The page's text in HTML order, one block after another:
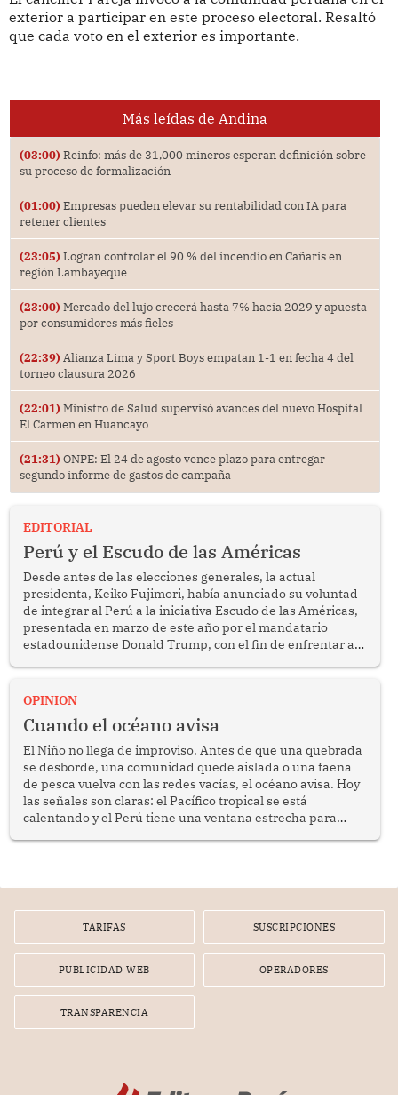
exterior a participar en este proceso electoral. Resaltó
que cada voto en el exterior es importante.
Más leídas de Andina
(03:00) Reinfo: más de 31,000 mineros esperan definición sobre
su proceso de formalización
(01:00) Empresas pueden elevar su rentabilidad con IA para
retener clientes
(23:05) Logran controlar el 90 % del incendio en Cañaris en
región Lambayeque
(23:00) Mercado del lujo crecerá hasta 7% hacia 2029 y apuesta
por consumidores más fieles
(22:39) Alianza Lima y Sport Boys empatan 1-1 en fecha 4 del
torneo clausura 2026
(22:01) Ministro de Salud supervisó avances del nuevo Hospital
El Carmen en Huancayo
(21:31) ONPE: El 24 de agosto vence plazo para entregar
segundo informe de gastos de campaña
EDITORIAL
Perú y el Escudo de las Américas
Desde antes de las elecciones generales, la actual
presidenta, Keiko Fujimori, había anunciado su voluntad
de integrar al Perú a la iniciativa Escudo de las Américas,
presentada en marzo de este año por el mandatario
estadounidense Donald Trump, con el fin de enfrentar al
OPINION
Cuando el océano avisa
El Niño no llega de improviso. Antes de que una quebrada
se desborde, una comunidad quede aislada o una faena
de pesca vuelva con las redes vacías, el océano avisa. Hoy
las señales son claras: el Pacífico tropical se está
calentando y el Perú tiene una ventana estrecha para
TARIFAS SUSCRIPCIONES
PUBLICIDAD WEB OPERADORES
TRANSPARENCIA